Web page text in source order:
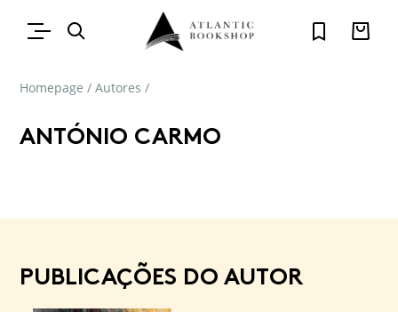
Homepage / Autores /
ANTÓNIO CARMO
PUBLICAÇÕES DO AUTOR